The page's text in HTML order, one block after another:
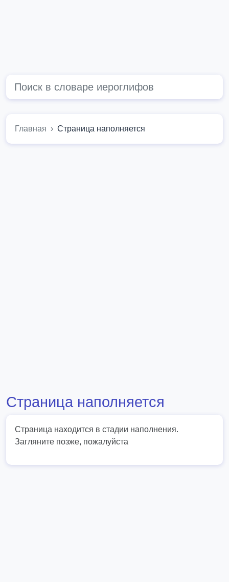
Главная Страница наполняется
Страница наполняется
Страница находится в стадии наполнения.
Загляните позже, пожалуйста